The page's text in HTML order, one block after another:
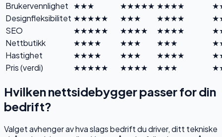
Brukervennlighet ★★★ ★★★★★ ★★★★
Designfleksibilitet ★★★★★ ★★★ ★★★★
SEO
★★★★★ ★★★★ ★★★★
Nettbutikk
★★★★ ★★★ ★★★
Hastighet
★★★★ ★★★ ★★★★
Pris (verdi)
★★★★★ ★★★★ ★★★
Hvilken nettsidebygger passer for din
bedrift?
Valget avhenger av hva slags bedrift du driver, ditt tekniske